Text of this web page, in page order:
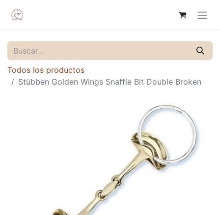
Todos los productos
Stübben Golden Wings Snaffle Bit Double Broken